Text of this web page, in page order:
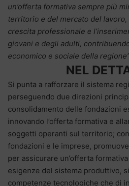
un’offerta formativa sempre più
territorio e del mercato del
crescita professionale e
giovani e degli adulti,
economico e sociale della
NEL
Si punta a rafforzare il sistema
perseguendo due direzioni
consolidamento delle fondazioni
innovando l’offerta formativa e
soggetti operanti sul territorio;
fondazioni e le imprese,
per assicurare un’offerta
esigenze del sistema produttivo,
competenze tecnologiche che di